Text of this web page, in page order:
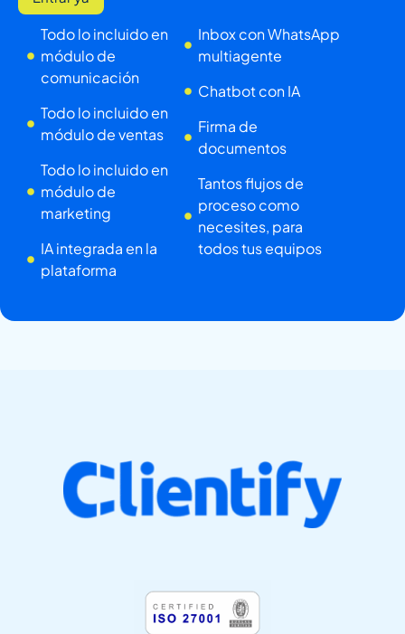
Todo lo incluido en
módulo de
comunicación
Todo lo incluido en
módulo de ventas
Todo lo incluido en
módulo de
marketing
IA integrada en la
plataforma
Inbox con WhatsApp
multiagente
Chatbot con IA
Firma de
documentos
Tantos flujos de
proceso como
necesites, para
todos tus equipos